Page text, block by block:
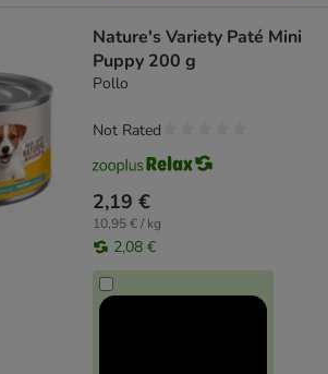
Nature's Variety Paté Mini
Puppy 200 g
Pollo
2,19 €
10,95 € / kg
2,08 €
Not Rated